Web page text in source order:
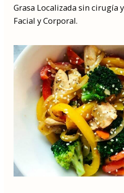
Grasa Localizada sin cirugía
Facial y Corporal.